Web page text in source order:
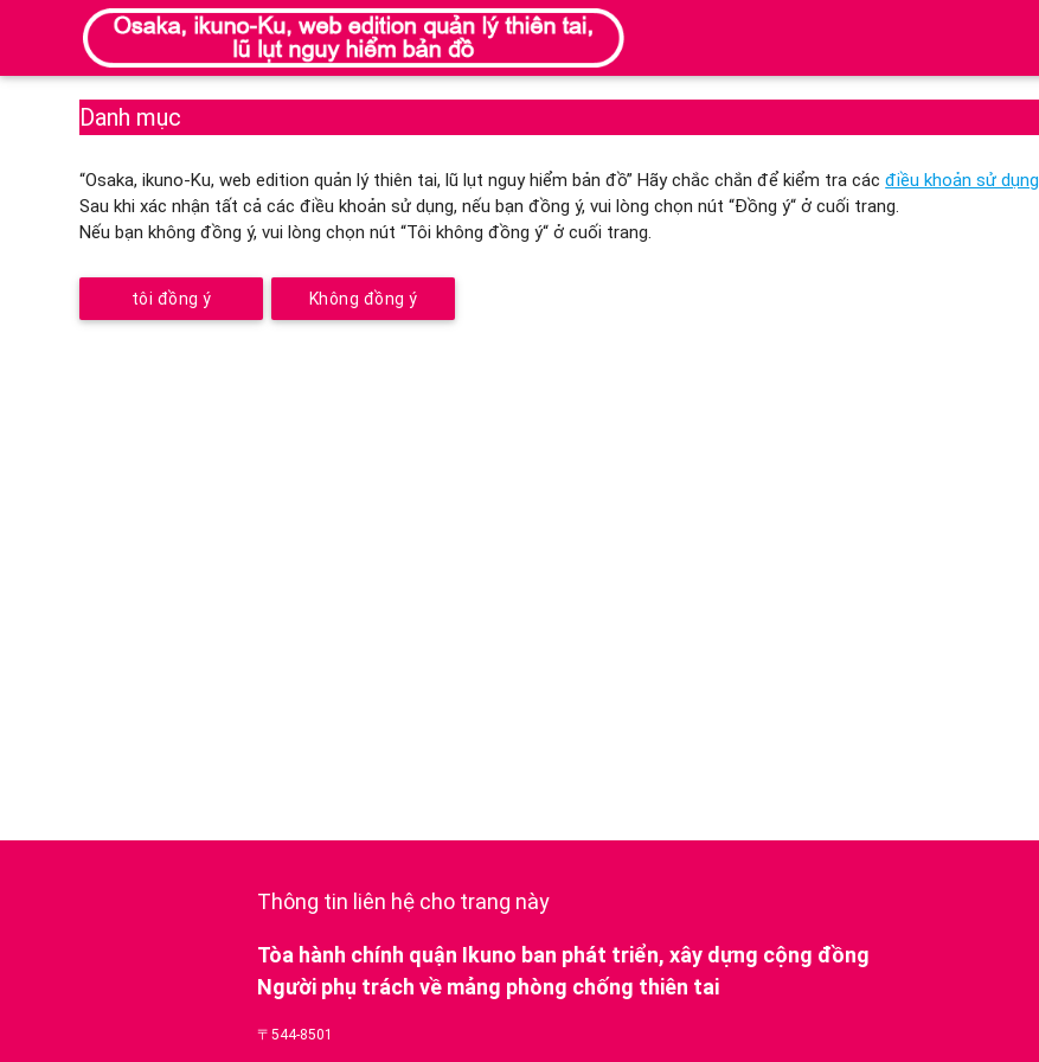
Danh mục
“Osaka, ikuno-Ku, web edition quản lý thiên tai, lũ lụt nguy hiểm bản đồ” Hãy chắc chắn để kiểm tra cácđiều khoản sử dụng
Sau khi xác nhận tất cả các điều khoản sử dụng, nếu bạn đồng ý, vui lòng chọn nút “Đồng ý“ ở cuối trang.
Nếu bạn không đồng ý, vui lòng chọn nút “Tôi không đồng ý“ ở cuối trang.
tôi đồng ý Không đồng ý
Thông tin liên hệ cho trang này
Tòa hành chính quận Ikuno ban phát triển, xây dựng cộng đồng
Người phụ trách về mảng phòng chống thiên tai
〒544-8501